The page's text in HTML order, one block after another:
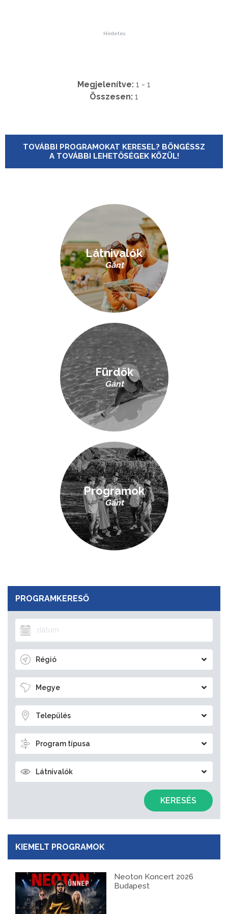
PROGRAMKERESŐ
Régió
Megye
Település
Program típusa
Látnivalók
KERESÉS
KIEMELT PROGRAMOK
Neoton Koncert 2026
Budapest
Hirdetés
Megjelenítve: 1 - 1
Összesen: 1
TOVÁBBI PROGRAMOKAT KERESEL? BÖNGÉSSZ
A TOVÁBBI LEHETŐSÉGEK KÖZÜL!
Látnivalók
Gánt
Fürdők
Gánt
Programok
Gánt